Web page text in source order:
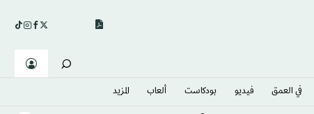
في العمق فيديو بودكاست ألعاب المزيد